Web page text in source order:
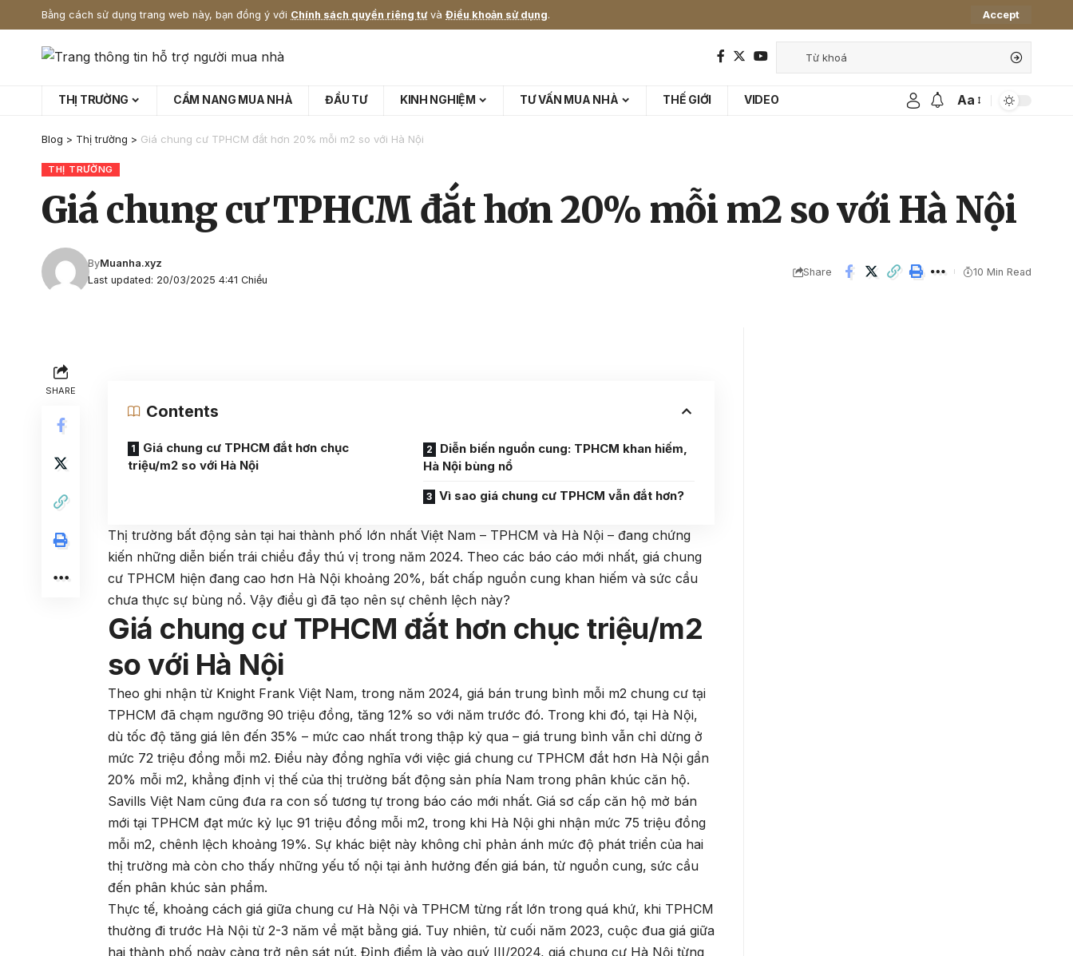
Bằng cách sử dụng trang web này, bạn đồng ý với Chính sách quyền riêng tưvà Điều khoản sử dụng. Accept
THỊ TRƯỜNG CẨM NANG MUA NHÀ ĐẦU TƯ KINH NGHIỆM TƯ VẤN MUA NHÀ THẾ GIỚI VIDEO Aa
Blog > Thị trường > Giá chung cư TPHCM đắt hơn 20% mỗi m2 so với Hà Nội
THỊ TRƯỜNG
Giá chung cư TPHCM đắt hơn 20% mỗi m2 so với Hà Nội
Last updated: 20/03/2025 4:41 Chiều
ByMuanha.xyz
Share 10 Min Read
SHARE
Contents
Giá chung cư TPHCM đắt hơn chục
triệu/m2 so với Hà Nội
Diễn biến nguồn cung: TPHCM khan hiếm,
Hà Nội bùng nổ
Vì sao giá chung cư TPHCM vẫn đắt hơn?
Thị trường bất động sản tại hai thành phố lớn nhất Việt Nam – TPHCM và Hà Nội – đang chứng
kiến những diễn biến trái chiều đầy thú vị trong năm 2024. Theo các báo cáo mới nhất, giá chung
cư TPHCM hiện đang cao hơn Hà Nội khoảng 20%, bất chấp nguồn cung khan hiếm và sức cầu
chưa thực sự bùng nổ. Vậy điều gì đã tạo nên sự chênh lệch này?
Giá chung cư TPHCM đắt hơn chục triệu/m2
so với Hà Nội
Theo ghi nhận từ Knight Frank Việt Nam, trong năm 2024, giá bán trung bình mỗi m2 chung cư tại
TPHCM đã chạm ngưỡng 90 triệu đồng, tăng 12% so với năm trước đó. Trong khi đó, tại Hà Nội,
dù tốc độ tăng giá lên đến 35% – mức cao nhất trong thập kỷ qua – giá trung bình vẫn chỉ dừng ở
mức 72 triệu đồng mỗi m2. Điều này đồng nghĩa với việc giá chung cư TPHCM đắt hơn Hà Nội gần
20% mỗi m2, khẳng định vị thế của thị trường bất động sản phía Nam trong phân khúc căn hộ.
Savills Việt Nam cũng đưa ra con số tương tự trong báo cáo mới nhất. Giá sơ cấp căn hộ mở bán
mới tại TPHCM đạt mức kỷ lục 91 triệu đồng mỗi m2, trong khi Hà Nội ghi nhận mức 75 triệu đồng
mỗi m2, chênh lệch khoảng 19%. Sự khác biệt này không chỉ phản ánh mức độ phát triển của hai
thị trường mà còn cho thấy những yếu tố nội tại ảnh hưởng đến giá bán, từ nguồn cung, sức cầu
đến phân khúc sản phẩm.
Thực tế, khoảng cách giá giữa chung cư Hà Nội và TPHCM từng rất lớn trong quá khứ, khi TPHCM
thường đi trước Hà Nội từ 2-3 năm về mặt bằng giá. Tuy nhiên, từ cuối năm 2023, cuộc đua giá giữa
hai thành phố ngày càng trở nên sát nút. Đỉnh điểm là vào quý III/2024, giá chung cư Hà Nội từng